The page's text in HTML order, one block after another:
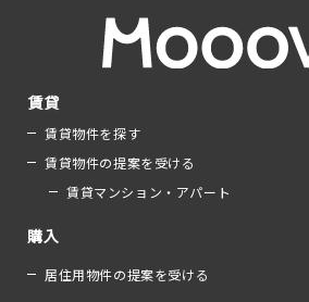
賃貸
賃貸物件を探す
賃貸物件の提案を受ける
賃貸マンション・アパート
購入
居住用物件の提案を受ける